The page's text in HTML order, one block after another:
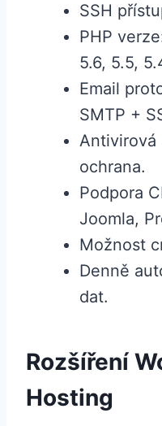
SSH
PHP
5.6, 5.5,
Email
SMTP +
Antivirová
ochrana.
Podpora
Joomla,
Možnost
Denně
dat.
Rozšíření
Hosting